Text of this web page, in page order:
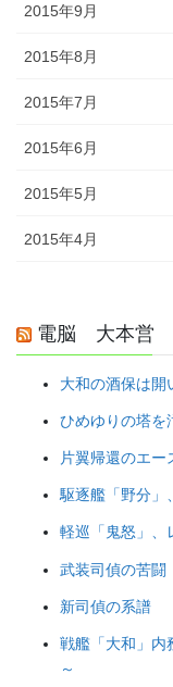
2015年9月
2015年8月
2015年7月
2015年6月
2015年5月
2015年4月
電脳 大本営
大和の酒保は開
ひめゆりの塔を
片翼帰還のエー
駆逐艦「野分」
軽巡「鬼怒」、
武装司偵の苦闘
新司偵の系譜
戦艦「大和」内
～